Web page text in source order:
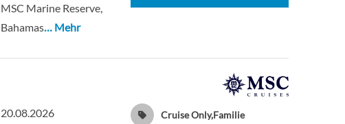
MSC Marine Reserve,
Bahamas… Mehr
20.08.2026
Cruise Only,Familie